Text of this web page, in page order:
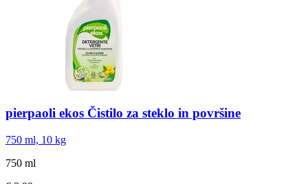
pierpaoli ekos Čistilo za steklo in površine
750 ml, 10 kg
750 ml